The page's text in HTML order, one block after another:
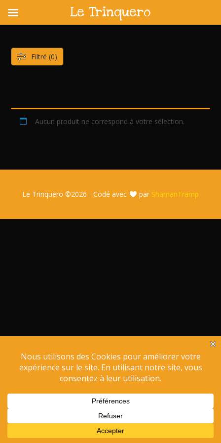
content
Aucun produit ne correspond à votre sélection.
Filtré (0)
Le Trinquero ©2026 - Codé avec par ShamanTramp
Le Trinquero